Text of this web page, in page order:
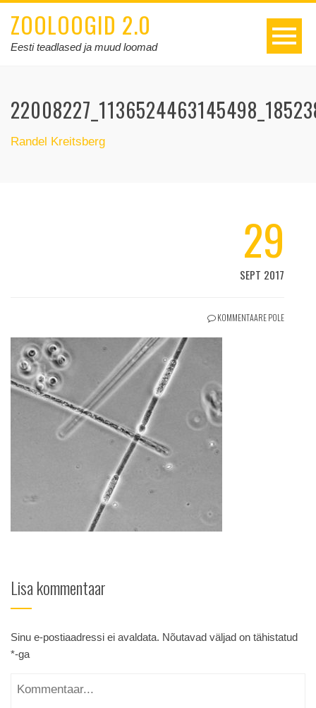
ZOOLOOGID 2.0
Eesti teadlased ja muud loomad
Randel Kreitsberg
29
SEPT 2017
KOMMENTAARE POLE
Lisa kommentaar
Sinu e-postiaadressi ei avaldata. Nõutavad väljad on tähistatud
*-ga